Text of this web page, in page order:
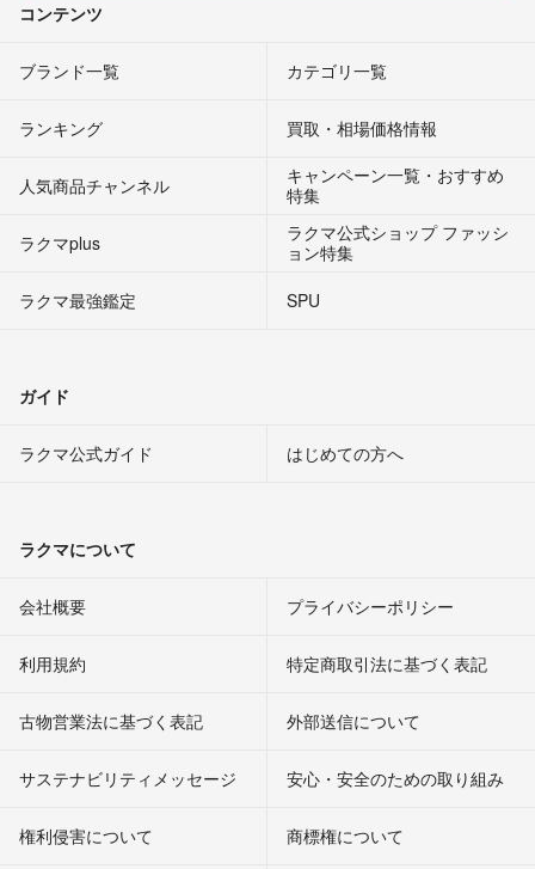
コンテンツ
ブランド一覧 カテゴリ一覧
ランキング 買取・相場価格情報
人気商品チャンネル
キャンペーン一覧・おすすめ
特集
ラクマplus
ラクマ公式ショップ ファッシ
ョン特集
ラクマ最強鑑定
SPU
ガイド
ラクマ公式ガイド はじめての方へ
ラクマについて
会社概要 プライバシーポリシー
利用規約 特定商取引法に基づく表記
古物営業法に基づく表記 外部送信について
サステナビリティメッセージ 安心・安全のための取り組み
権利侵害について
商標権について